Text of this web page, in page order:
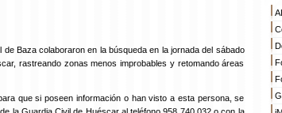
Baza colaboraron en la búsqueda en la jornada del sábado
rastreando zonas menos improbables y retomando áreas
que si poseen información o han visto a esta persona, se